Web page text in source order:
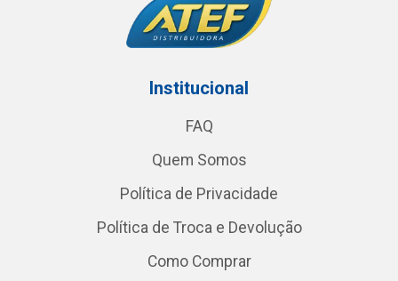
Institucional
FAQ
Quem Somos
Política de Privacidade
Política de Troca e Devolução
Como Comprar